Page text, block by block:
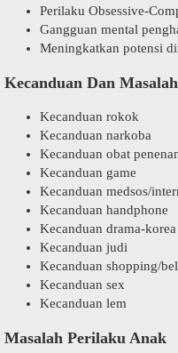
Perilaku Obsessive-
Gangguan mental
Meningkatkan potensi
Kecanduan Dan
Kecanduan rokok
Kecanduan narkoba
Kecanduan obat
Kecanduan game
Kecanduan medsos/
Kecanduan handphone
Kecanduan drama-korea
Kecanduan judi
Kecanduan shopping/
Kecanduan sex
Kecanduan lem
Masalah Perilaku Anak